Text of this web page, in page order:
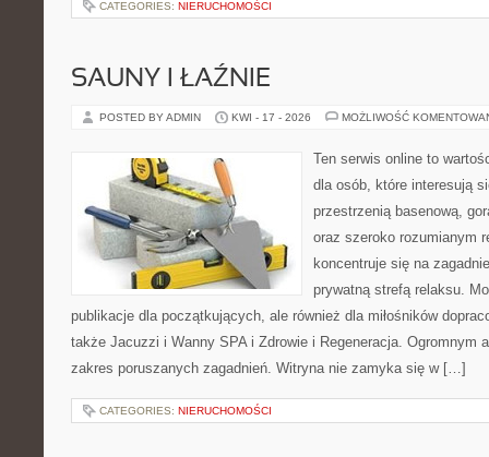
CATEGORIES: NIERUCHOMOŚCI
SAUNY I ŁAŹNIE
POSTED BY ADMIN KWI - 17 - 2026 MOŻLIWOŚĆ
Ten serwis online to
dla osób, które interesują
przestrzenią basenową,
oraz szeroko rozumianym
koncentruje się na
prywatną strefą relaksu.
publikacje dla początkujących, ale również dla miłośników
także Jacuzzi i Wanny SPA i Zdrowie i Regeneracja. Ogromnym
zakres poruszanych zagadnień. Witryna nie zamyka się w […]
CATEGORIES: NIERUCHOMOŚCI